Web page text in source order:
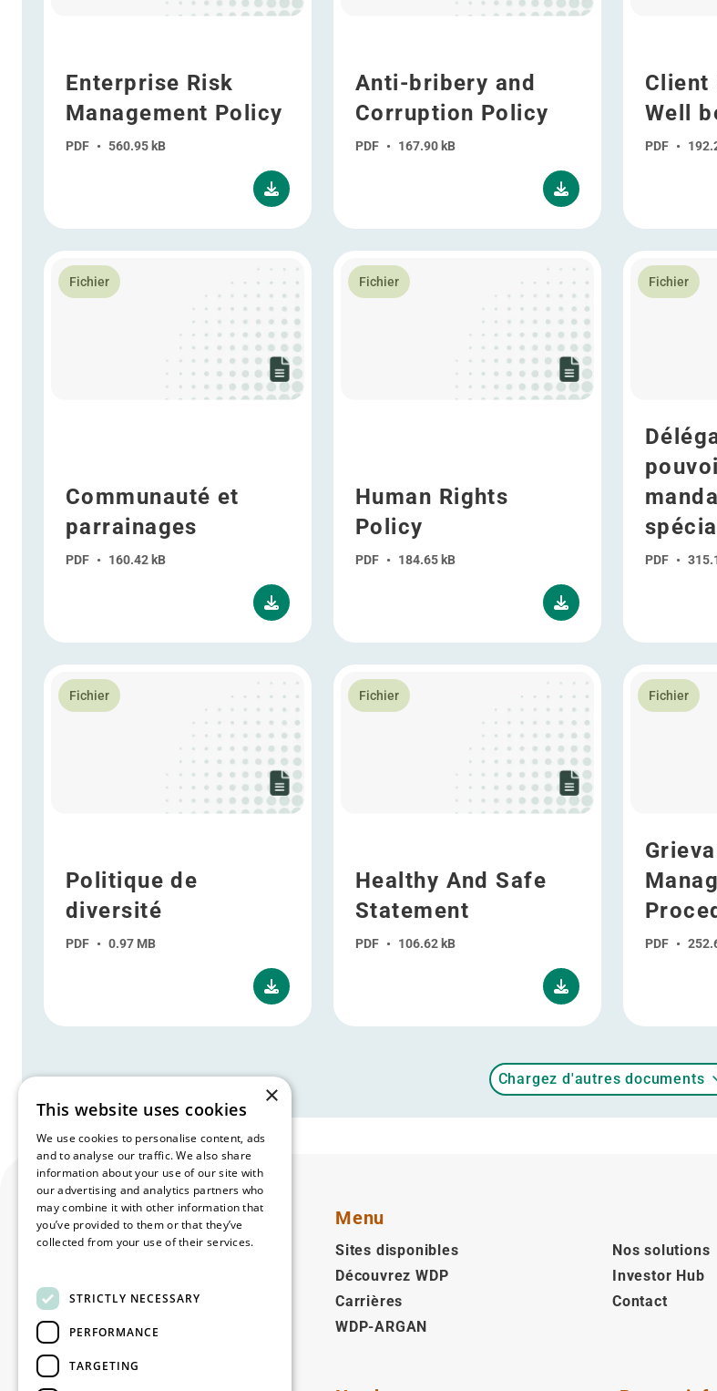
Enterprise Risk
Management Policy
PDF • 560.95 kB
Anti-bribery and
Corruption Policy
PDF • 167.90 kB
Client
Well
PDF •
Fichier
Communauté et
parrainages
PDF • 160.42 kB
En savoir plus Communauté et parrainages
Fichier
Human Rights
Policy
PDF • 184.65 kB
En savoir plus Human Rights Policy
Fichier
PDF •
En savoir
Fichier
Politique de
diversité
PDF • 0.97 MB
En savoir plus Politique de diversité
Fichier
Healthy And Safe
Statement
PDF • 106.62 kB
En savoir plus Healthy And Safe Statement
Fichier
PDF •
En savoir
Chargez d'autres documents
Suivez-nous
Facebook
LinkedIn
YouTubeInstagram
Menu
Sites disponibles
Nos solutions
Découvrez WDP
Investor Hub
Carrières
Contact
WDP-ARGAN
×
This website uses cookies
We use cookies to personalise content, ads
and to analyse our traffic. We also share
information about your use of our site with
our advertising and analytics partners who
may combine it with other information that
you’ve provided to them or that they’ve
collected from your use of their services.
STRICTLY NECESSARY
PERFORMANCE
TARGETING